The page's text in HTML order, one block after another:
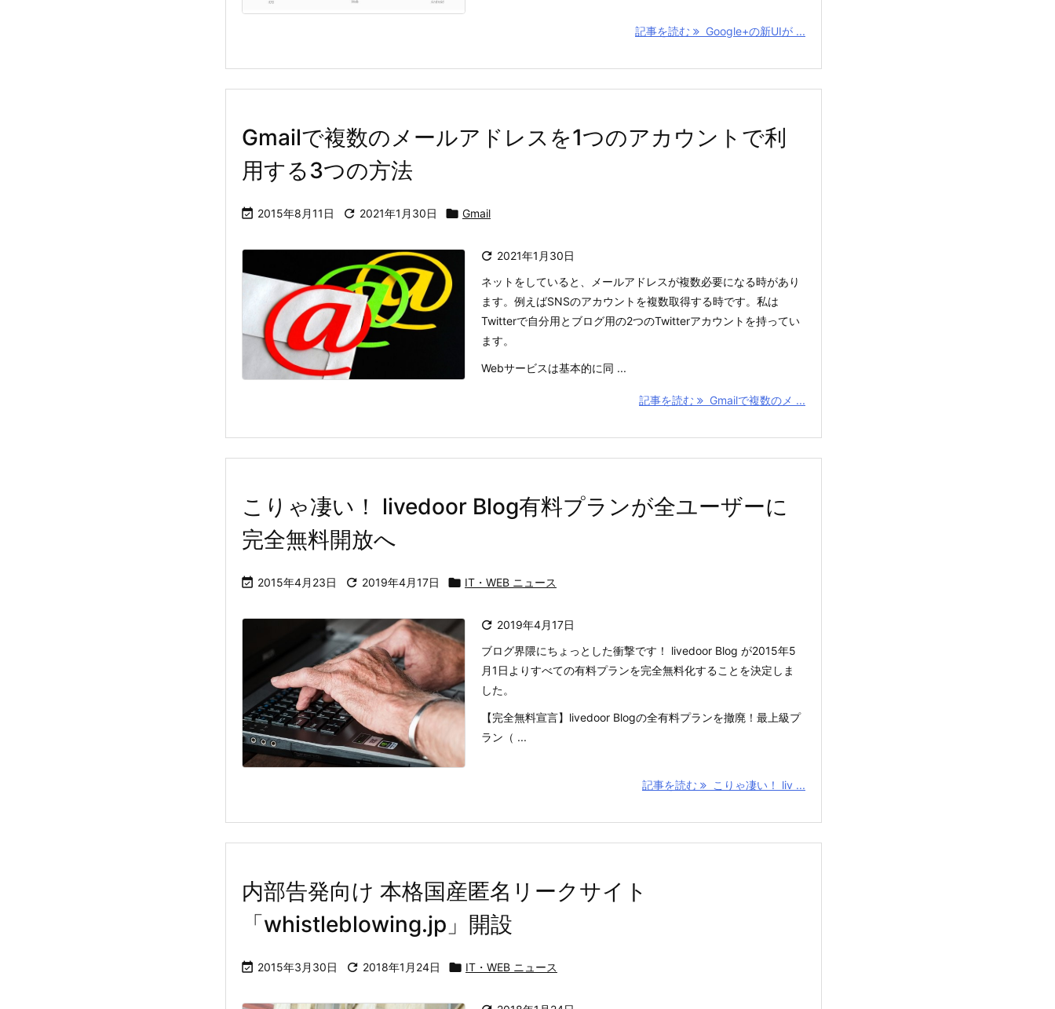
記事を読む Google+の新UIが ...
Gmailで複数のメールアドレスを1つのアカウントで利
用する3つの方法
 2015年8月11日  2021年1月30日  Gmail
 2021年1月30日
ネットをしていると、メールアドレスが複数必要になる時があり
ます。例えばSNSのアカウントを複数取得する時です。私は
Twitterで自分用とブログ用の2つのTwitterアカウントを持ってい
ます。
Webサービスは基本的に同 ...
記事を読む Gmailで複数のメ ...
こりゃ凄い！ livedoor Blog有料プランが全ユーザーに
完全無料開放へ
 2015年4月23日  2019年4月17日  IT・WEB ニュース
 2019年4月17日
ブログ界隈にちょっとした衝撃です！ livedoor Blog が2015年5
月1日よりすべての有料プランを完全無料化することを決定しま
した。
【完全無料宣言】livedoor Blogの全有料プランを撤廃！最上級プ
ラン（ ...
記事を読む こりゃ凄い！ liv ...
内部告発向け 本格国産匿名リークサイト
「whistleblowing.jp」開設
 2015年3月30日  2018年1月24日  IT・WEB ニュース